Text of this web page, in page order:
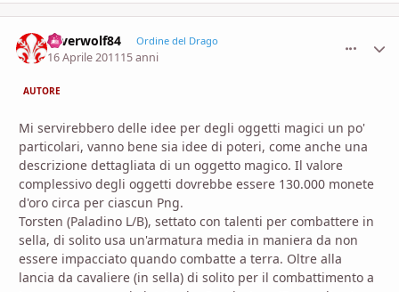
silverwolf84 Ordine del Drago
16 Aprile 201115 anni
AUTORE
Mi servirebbero delle idee per degli oggetti magici un po'
particolari, vanno bene sia idee di poteri, come anche una
descrizione dettagliata di un oggetto magico. Il valore
complessivo degli oggetti dovrebbe essere 130.000 monete
d'oro circa per ciascun Png.
Torsten (Paladino L/B), settato con talenti per combattere in
sella, di solito usa un'armatura media in maniera da non
essere impacciato quando combatte a terra. Oltre alla
lancia da cavaliere (in sella) di solito per il combattimento a